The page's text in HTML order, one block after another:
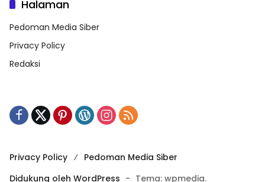
Halaman
Pedoman Media Siber
Privacy Policy
Redaksi
Privacy Policy
Pedoman Media Siber
Didukung oleh WordPress - Tema: wpmedia.